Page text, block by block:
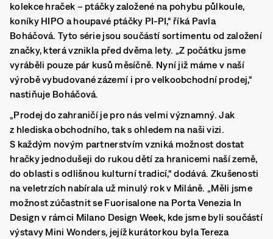
kolekce hraček – ptáčky založené na pohybu půlkoule,
koníky HIPO a houpavé ptáčky PI-PI,“ říká Pavla
Boháčová. Tyto série jsou součástí sortimentu od založení
značky, která vznikla před dvěma lety. „Z počátku jsme
vyráběli pouze pár kusů měsíčně. Nyní již máme v naší
výrobě vybudované zázemí i pro velkoobchodní prodej,“
nastiňuje Boháčová.
„Prodej do zahraničí je pro nás velmi významný. Jak
z hlediska obchodního, tak s ohledem na naši vizi.
S každým novým partnerstvím vzniká možnost dostat
hračky jednodušeji do rukou dětí za hranicemi naší země,
do oblasti s odlišnou kulturní tradicí,“ dodává. Zkušenosti
na veletrzích nabírala už minulý rok v Miláně. „Měli jsme
možnost zúčastnit se Fuorisalone na Porta Venezia In
Design v rámci Milano Design Week, kde jsme byli součástí
výstavy Mini Wonders, jejíž kurátorkou byla Tereza